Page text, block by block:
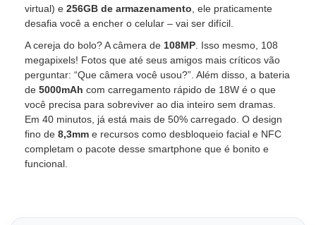
virtual) e 256GB de armazenamento , ele praticamente
desafia você a encher o celular – vai ser difícil.
A cereja do bolo? A câmera de 108MP . Isso mesmo, 108
megapixels! Fotos que até seus amigos mais críticos vão
perguntar: “Que câmera você usou?”. Além disso, a bateria
de 5000mAh com carregamento rápido de 18W é o que
você precisa para sobreviver ao dia inteiro sem dramas.
Em 40 minutos, já está mais de 50% carregado. O design
fino de 8,3mm e recursos como desbloqueio facial e NFC
completam o pacote desse smartphone que é bonito e
funcional.